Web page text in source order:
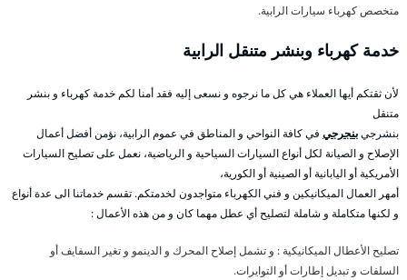
متخصص كهرباء سيارات الرابية.
خدمة كهرباء وبنشر متنقل الرابية
لأن ثقتكم أيها العملاء هي كل ما نرجوه و نسعى إليه فقد أمنا لكم خدمة كهرباء و بنشر
متنقل
بنشرجيبنجرجي في كافة النواحي و المناطق في عموم الرابية، نؤمن أفضل أعمال
الإصلاح و الصيانة لكل أنواع السيارات السياحية و الرياضية، نعمل على تصليح السيارات
الأمريكية أو اليابانية أو الصينية أو الكورية،
أمهر العمال الميكانيكين و فني الكهرباء متواجدون لخدمتكم. تقسم خدماتنا الى عدة أنواع
و لكنها متكاملة و شاملة لتصليح أي عطل مهما كان و من هذه الأعمال :
تصليح الأعطال الميكانيكية : و تشمل إصلاح المحرك و الدينمو و تغير السفايف أو
السلفات و تبديل إطارات أو التوايرات.